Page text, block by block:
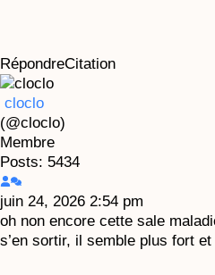
RépondreCitation
cloclo
(@cloclo)
Membre
Posts: 5434
juin 24, 2026 2:54 pm
oh non encore cette sale
s’en sortir, il semble plus fort